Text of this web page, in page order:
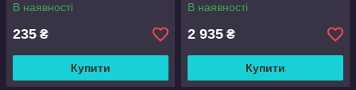
В наявності
235 ₴
Купити
В наявності
2 935 ₴
Купити